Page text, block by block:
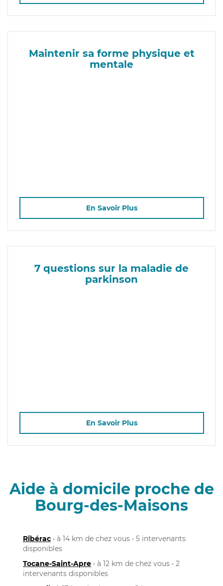
Maintenir sa forme physique et
mentale
En Savoir Plus
7 questions sur la maladie de
parkinson
En Savoir Plus
Aide à domicile proche de
Bourg-des-Maisons
Ribérac • à 14 km de chez vous • 5 intervenants
disponibles
Tocane-Saint-Apre • à 12 km de chez vous • 2
intervenants disponibles